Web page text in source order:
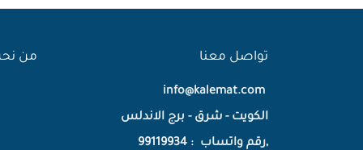
تواصل معنا
info@kalemat.com
الكويت - شرق - برج الاندلس
,رقم واتساب : 99119934
من